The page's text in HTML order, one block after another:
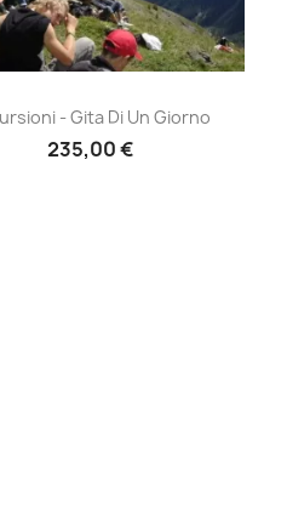
- gita di un giorno
- Gita Di Un Giorno
235,00 €